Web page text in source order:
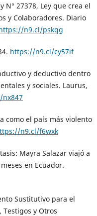
N° 27378, Ley que crea el
y Colaboradores. Diario
n9.cl/pskqg
https://n9.cl/cy57if
y deductivo dentro
y sociales. Laurus,
como el país más violento
n9.cl/f6wxk
Mayra Salazar viajó a
en Ecuador.
Sustitutivo para el
Testigos y Otros